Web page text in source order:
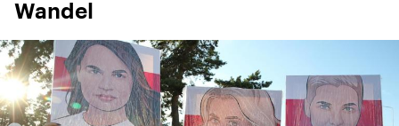
Wandel